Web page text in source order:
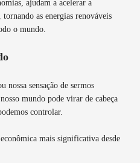
ajudam a acelerar a
as energias renováveis
o mundo.
nossa sensação de sermos
mundo pode virar de cabeça
controlar.
mais significativa desde